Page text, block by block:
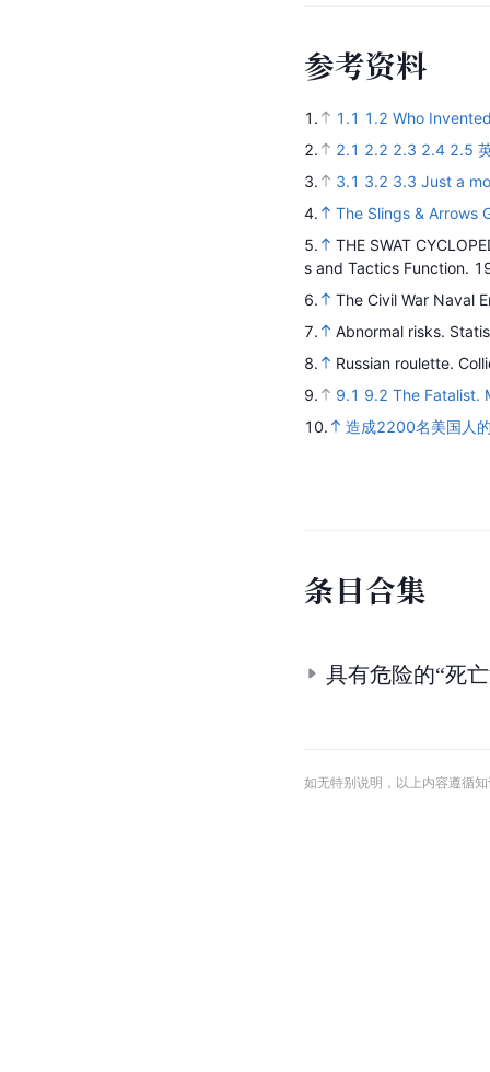
参考资料
1. 1.1 1.2 Who
2.
2.1 2.2 2.3 2.4 2.5
3.
3.1 3.2 3.3 Just a
4.
The Slings & Arrows
5.
THE SWAT
s and Tactics Function.
6.
The Civil War Naval
7.
Abnormal risks.
8.
Russian roulette.
9.
9.1 9.2 The Fatalist.
10.
造成2200名美国人
条目合集
具有危险的“死
如无特别说明，以上内容遵循